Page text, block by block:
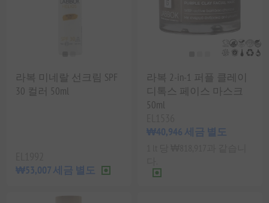
라복 미네랄 선크림 SPF
30 컬러 50ml
₩53,007 세금 별도
라복 2-in-1 퍼플 클레이
디톡스 페이스 마스크
50ml
₩40,946 세금 별도